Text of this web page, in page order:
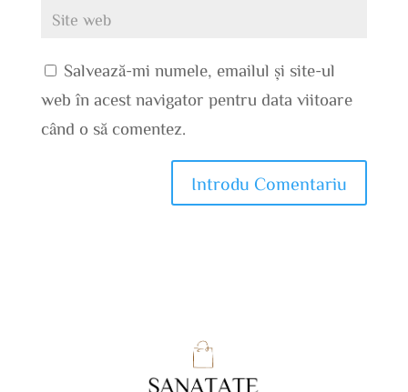
Salvează-mi numele, emailul și site-ul
web în acest navigator pentru data viitoare
când o să comentez.